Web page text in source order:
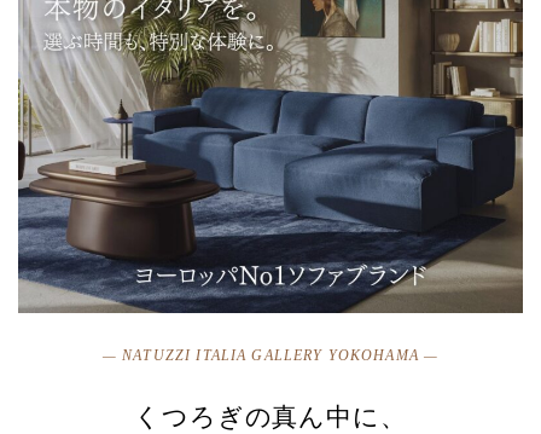
— NATUZZI ITALIA GALLERY YOKOHAMA —
くつろぎの真ん中に、